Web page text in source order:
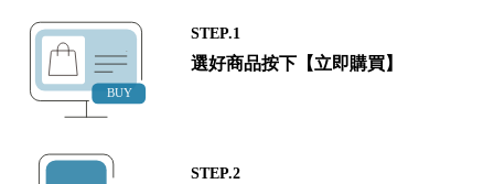
STEP.1
選好商品按下【立即購買】
STEP.2